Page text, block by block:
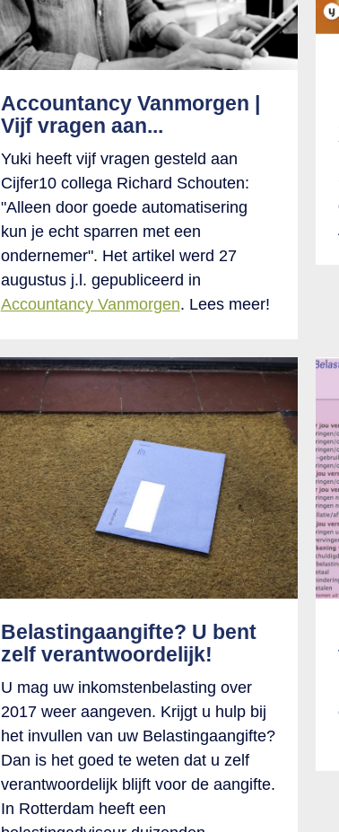
Accountancy Vanmorgen |
Vijf vragen aan...
Yuki heeft vijf vragen gesteld aan
Cijfer10 collega Richard Schouten:
"Alleen door goede automatisering
kun je echt sparren met een
ondernemer". Het artikel werd 27
augustus j.l. gepubliceerd in
Accountancy Vanmorgen. Lees meer!
Belastingaangifte? U bent
zelf verantwoordelijk!
U mag uw inkomstenbelasting over
2017 weer aangeven. Krijgt u hulp bij
het invullen van uw Belastingaangifte?
Dan is het goed te weten dat u zelf
verantwoordelijk blijft voor de aangifte.
In Rotterdam heeft een